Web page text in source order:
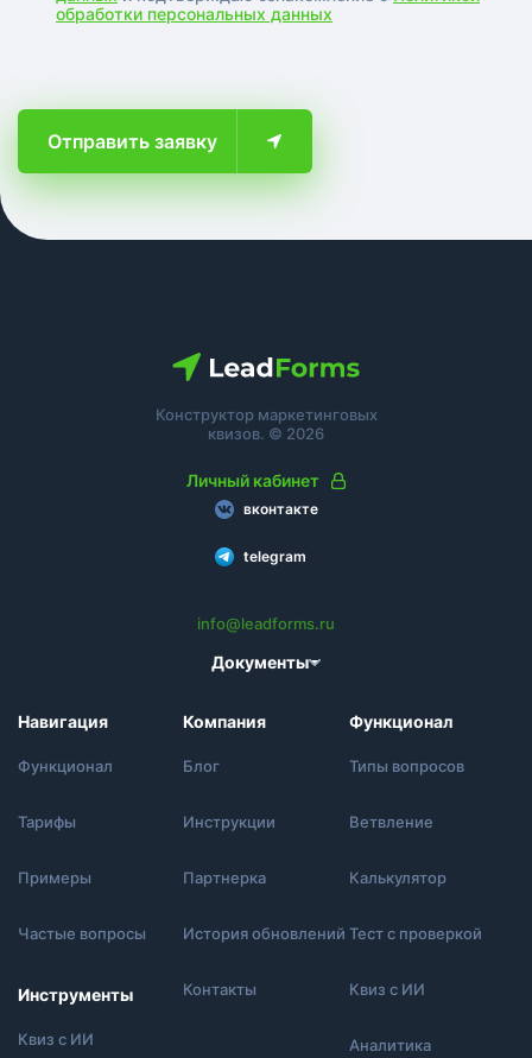
обработки персональных данных
Отправить заявку
Конструктор маркетинговых
квизов. © 2026
Личный кабинет
вконтакте
telegram
info@leadforms.ru
Документы
Навигация
Функционал
Тарифы
Примеры
Частые вопросы
Инструменты
Квиз с ИИ
Компания
Блог
Инструкции
Партнерка
История обновлений
Контакты
Функционал
Типы вопросов
Ветвление
Калькулятор
Тест с проверкой
Квиз с ИИ
Аналитика